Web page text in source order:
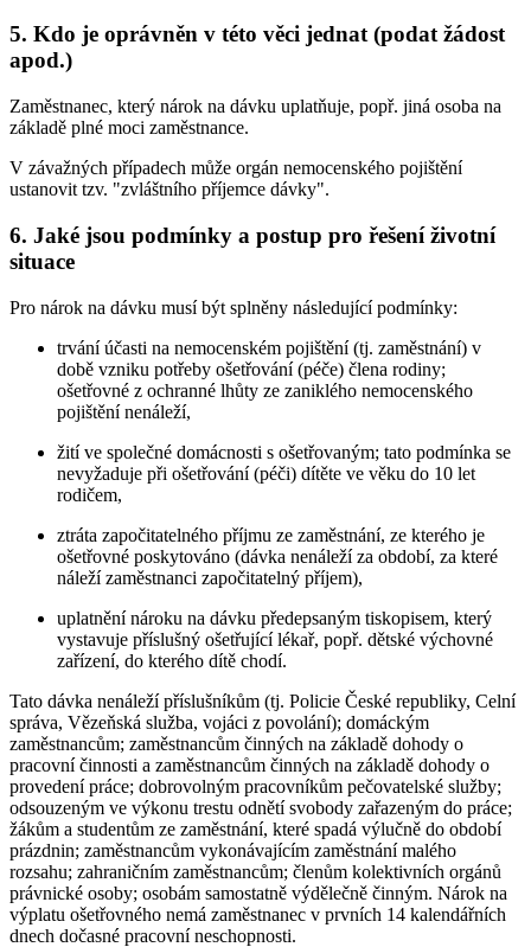
5. Kdo je oprávněn v této věci jednat (podat žádost
apod.)
Zaměstnanec, který nárok na dávku uplatňuje, popř. jiná osoba na
základě plné moci zaměstnance.
V závažných případech může orgán nemocenského pojištění
ustanovit tzv. "zvláštního příjemce dávky".
6. Jaké jsou podmínky a postup pro řešení životní
situace
Pro nárok na dávku musí být splněny následující podmínky:
trvání účasti na nemocenském pojištění (tj. zaměstnání) v
době vzniku potřeby ošetřování (péče) člena rodiny;
ošetřovné z ochranné lhůty ze zaniklého nemocenského
pojištění nenáleží,
žití ve společné domácnosti s ošetřovaným; tato podmínka se
nevyžaduje při ošetřování (péči) dítěte ve věku do 10 let
rodičem,
ztráta započitatelného příjmu ze zaměstnání, ze kterého je
ošetřovné poskytováno (dávka nenáleží za období, za které
náleží zaměstnanci započitatelný příjem),
uplatnění nároku na dávku předepsaným tiskopisem, který
vystavuje příslušný ošetřující lékař, popř. dětské výchovné
zařízení, do kterého dítě chodí.
Tato dávka nenáleží příslušníkům (tj. Policie České republiky, Celní
správa, Vězeňská služba, vojáci z povolání); domáckým
zaměstnancům; zaměstnancům činných na základě dohody o
pracovní činnosti a zaměstnancům činných na základě dohody o
provedení práce; dobrovolným pracovníkům pečovatelské služby;
odsouzeným ve výkonu trestu odnětí svobody zařazeným do práce;
žákům a studentům ze zaměstnání, které spadá výlučně do období
prázdnin; zaměstnancům vykonávajícím zaměstnání malého
rozsahu; zahraničním zaměstnancům; členům kolektivních orgánů
právnické osoby; osobám samostatně výdělečně činným. Nárok na
výplatu ošetřovného nemá zaměstnanec v prvních 14 kalendářních
dnech dočasné pracovní neschopnosti.